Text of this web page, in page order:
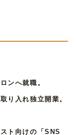
ンへ就職 。
り入れ独立開業。
ト向けの 「SNS